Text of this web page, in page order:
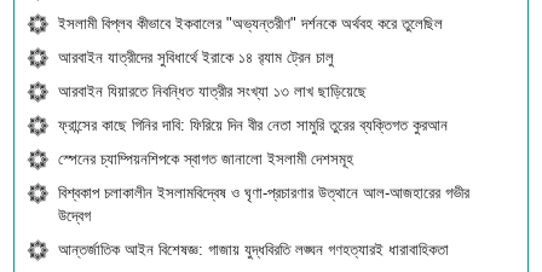
ইসলামী বিপ্লব কীভাবে ইকবালের "অভ্যন্তরীণ" দর্শনকে অর্থবহ করে তুলেছিল
আরবাইন যাত্রীদের সুবিধার্থে ইরাকে ১৪ র‍্যাম ট্রেন চালু
আরবাইন যিয়ারতে নিবন্ধিত যাত্রীর সংখ্যা ১৩ লাখ ছাড়িয়েছে
ফ্রান্সের কাছে গিনির দাবি: ফিরিয়ে দিন বীর নেতা সামুরি তুরের ব্যক্তিগত কুরআন
স্পেনের চ্যাম্পিয়নশিপকে স্বাগত জানালো ইসলামী দেশসমূহ
বিশ্বকাপ চলাকালীন ইসলামবিদ্বেষ ও ঘৃণা-প্রচারণার উত্থানে আল-আজহারের গভীর
উদ্বেগ
আন্তর্জাতিক আইন বিশেষজ্ঞ: গাজায় যুদ্ধবিরতি লঙ্ঘন গণহত্যারই ধারাবাহিকতা